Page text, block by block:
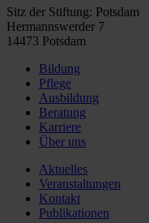
Sitz der Stiftung: Potsdam
Hermannswerder 7
14473 Potsdam
Bildung
Pflege
Ausbildung
Beratung
Karriere
Über uns
Aktuelles
Veranstaltungen
Kontakt
Publikationen